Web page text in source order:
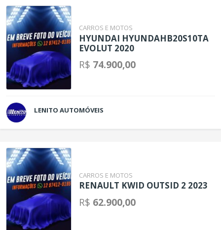
CARROS E MOTOS
HYUNDAI HYUNDAHB20S10TA
EVOLUT 2020
R$ 74.900,00
LENITO AUTOMÓVEIS
CARROS E MOTOS
RENAULT KWID OUTSID 2 2023
R$ 62.900,00